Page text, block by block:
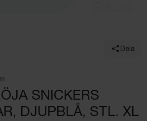
Dela
SNICKERS
DJUPBLÅ, STL. XL